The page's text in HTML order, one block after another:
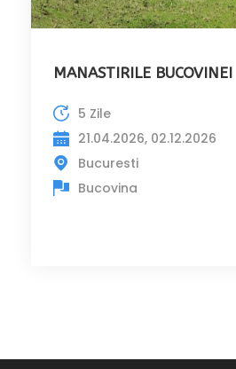
MANASTIRILE BUCOVINEI
5 Zile
21.04.2026, 02.12.2026
Bucuresti
Bucovina